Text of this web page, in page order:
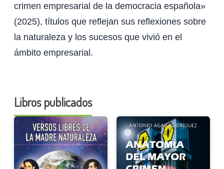
crimen empresarial de la democracia españ​ola»
(2025), títulos que reflejan sus reflexiones sobre
la naturaleza y los sucesos que vivió en el
ámbito empresarial.
Libros publicados